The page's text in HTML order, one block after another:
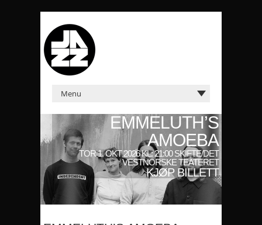
EMMELUTH’S
AMOEBA
TOR 1. OKT 2026 KL: 21:00 SKIFTE/DET
VESTNORSKE TEATERET
KJØP BILLETT